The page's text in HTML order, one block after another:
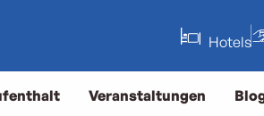
Hotels
Veranstaltungen